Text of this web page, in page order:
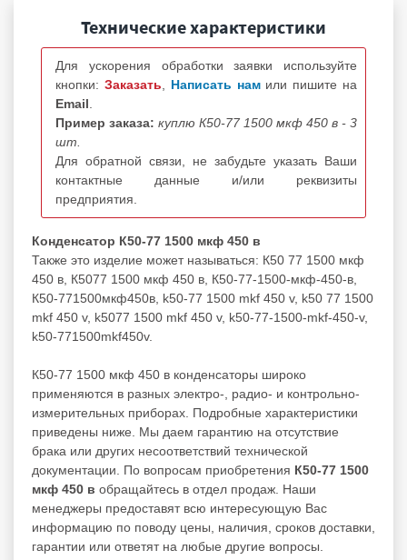
Технические характеристики
Для ускорения обработки заявки используйте
кнопки: Заказать Написать нам или пишите на
Email
Пример заказа: куплю К50-77 1500 мкф 450 в - 3
шт.
Для обратной связи, не забудьте указать Ваши
контактные данные и/или реквизиты
предприятия.
Конденсатор К50-77 1500 мкф 450 в
Также это изделие может называться: К50 77 1500 мкф
450 в, К5077 1500 мкф 450 в, К50-77-1500-мкф-450-в,
К50-771500мкф450в, k50-77 1500 mkf 450 v, k50 77 1500
mkf 450 v, k5077 1500 mkf 450 v, k50-77-1500-mkf-450-v,
k50-771500mkf450v.
К50-77 1500 мкф 450 в конденсаторы широко
применяются в разных электро-, радио- и контрольно-
измерительных приборах. Подробные характеристики
приведены ниже. Мы даем гарантию на отсутствие
брака или других несоответствий технической
документации. По вопросам приобретения К50-77 1500
мкф 450 в обращайтесь в отдел продаж. Наши
менеджеры предоставят всю интересующую Вас
информацию по поводу цены, наличия, сроков доставки,
гарантии или ответят на любые другие вопросы.